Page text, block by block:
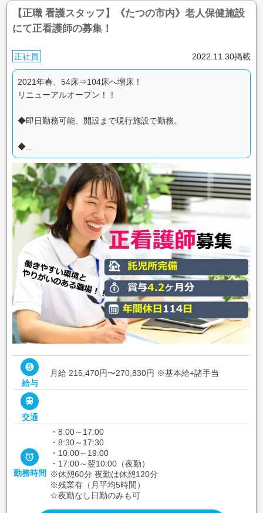
【正職 看護スタッフ】《たつの市内》老人保健施設
にて正看護師の募集！
正社員 2022.11.30掲載
2021年春、54床⇒104床へ増床！
リニューアルオープン！！
◆即日勤務可能、開設まで現行施設で勤務。
◆...

給与
月給 215,470円〜270,830円 ※基本給+諸手当

交通

勤務時間
・8:00～17:00
・8:30～17:30
・10:00～19:00
・17:00～翌10:00（夜勤）
※休憩60分 夜勤は休憩120分
※残業有（月平均5時間）
☆夜勤なし日勤のみも可